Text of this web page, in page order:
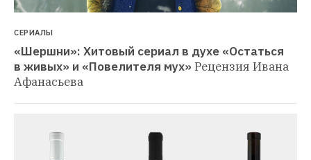
СЕРИАЛЫ
«Шершни»: Хитовый сериал в духе «Остаться
в живых» и «Повелителя мух» Рецензия Ивана
Афанасьева